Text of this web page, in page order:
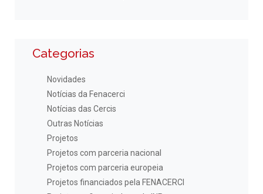
Categorias
Novidades
Notícias da Fenacerci
Notícias das Cercis
Outras Notícias
Projetos
Projetos com parceria nacional
Projetos com parceria europeia
Projetos financiados pela FENACERCI